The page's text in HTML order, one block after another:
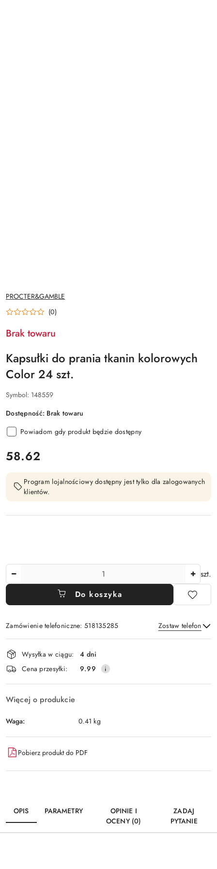
NAZWA
PRODUCENTA:
PROCTER&GAMBLE
(0)
Brak towaru
Kapsułki do prania tkanin kolorowych
Color 24 szt.
Symbol: 148559
Dostępność: Brak towaru
Powiadom gdy produkt będzie dostępny
cena:
58.62
Program lojalnościowy dostępny jest tylko dla zalogowanych
klientów.
szt.
Do koszyka
Zamówienie telefoniczne: 518135285 Zostaw telefon
Wyślij
Dostępność
i
dostawa
Wysyłka w ciągu:
4 dni
Cena przesyłki:
9.99
Więcej o produkcie
Waga: 0.41 kg
Pobierz produkt do PDF
OPIS PARAMETRY
OPINIE I
OCENY (0)
ZADAJ
PYTANIE